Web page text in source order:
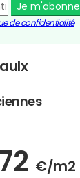
Je m'abonne
de confidentialité
€/m2